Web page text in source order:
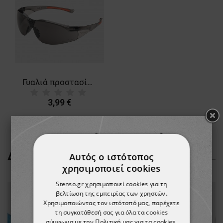
Γυαλιά προστασίας UNIVET 513 AS UV400
3,99 €
ΔΕΊΤΕ ΠΕΡΙΣΣΌΤΕΡΑ
Αυτός ο ιστότοπος
χρησιμοποιεί cookies
Stenso.gr χρησιμοποιεί cookies για τη
βελτίωση της εμπειρίας των χρηστών.
Χρησιμοποιώντας τον ιστότοπό μας, παρέχετε
τη συγκατάθεσή σας για όλα τα cookies